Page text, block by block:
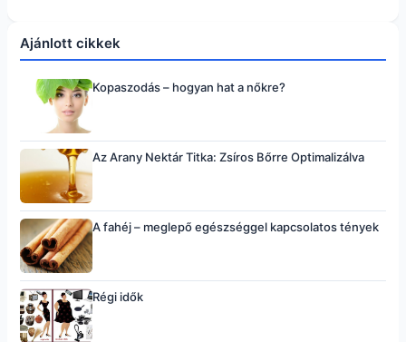
Ajánlott cikkek
Kopaszodás – hogyan hat a nőkre?
Az Arany Nektár Titka: Zsíros Bőrre Optimalizálva
A fahéj – meglepő egészséggel kapcsolatos tények
Régi idők